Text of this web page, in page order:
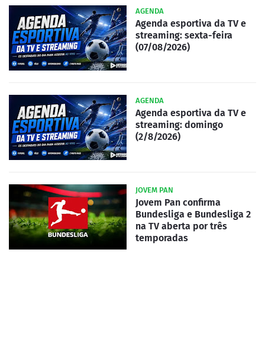
AGENDA
Agenda esportiva da TV e
streaming: sexta-feira
(07/08/2026)
AGENDA
Agenda esportiva da TV e
streaming: domingo
(2/8/2026)
JOVEM PAN
Jovem Pan confirma
Bundesliga e Bundesliga 2
na TV aberta por três
temporadas